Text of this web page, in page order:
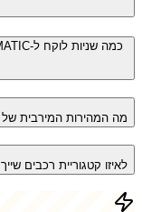
מה המהירות המירבית של Mercedes-Benz EQE SUV 500 4MATIC?
לאיזו קטגוריית רכבים שייך Mercedes-Benz EQE SUV 500 4MATIC?